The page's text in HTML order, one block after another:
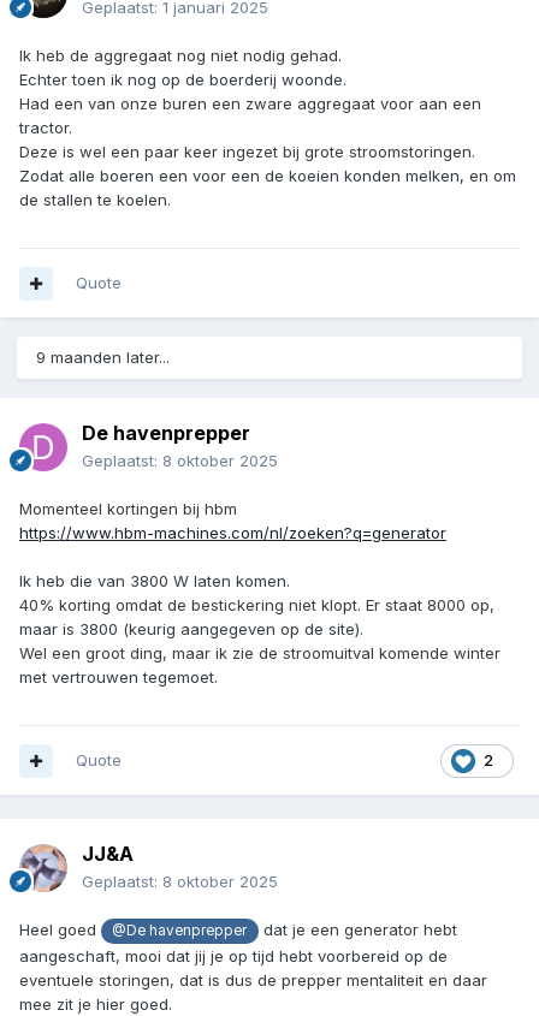
Geplaatst: 1 januari 2025
Ik heb de aggregaat nog niet nodig gehad.
Echter toen ik nog op de boerderij woonde.
Had een van onze buren een zware aggregaat voor aan een
tractor.
Deze is wel een paar keer ingezet bij grote stroomstoringen.
Zodat alle boeren een voor een de koeien konden melken, en om
de stallen te koelen.
Quote
9 maanden later...
De havenprepper
Geplaatst: 8 oktober 2025
Momenteel kortingen bij hbm
https://www.hbm-machines.com/nl/zoeken?q=generator
Ik heb die van 3800 W laten komen.
40% korting omdat de bestickering niet klopt. Er staat 8000 op,
maar is 3800 (keurig aangegeven op de site).
Wel een groot ding, maar ik zie de stroomuitval komende winter
met vertrouwen tegemoet.
2
Quote
JJ&A
Geplaatst: 8 oktober 2025
Heel goed @De havenprepper
dat je een generator hebt
aangeschaft, mooi dat jij je op tijd hebt voorbereid op de
eventuele storingen, dat is dus de prepper mentaliteit en daar
mee zit je hier goed.